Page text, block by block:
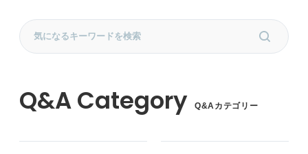
Q&Aカテゴリー